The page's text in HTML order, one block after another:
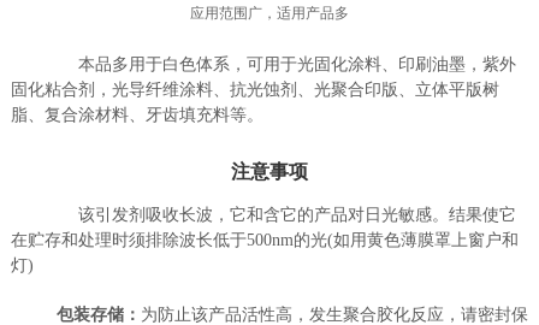
应用范围广，适用产品多
本品多用于白色体系，可用于光固化涂料、印刷油墨，紫外
固化粘合剂，光导纤维涂料、抗光蚀剂、光聚合印版、立体平版树
脂、复合涂材料、牙齿填充料等。
注意事项
该引发剂吸收长波，它和含它的产品对日光敏感。结果使它
在贮存和处理时须排除波长低于500nm的光(如用黄色薄膜罩上窗户和
灯)
包装存储： 为防止该产品活性高，发生聚合胶化反应，请密封保